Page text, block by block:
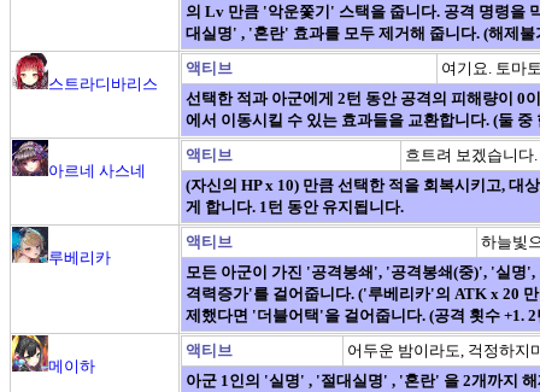
의 Lv 만큼 '악운쫓기' 스택을 줍니다. 공격 명령을
대실명' , '혼란' 효과를 모두 제거해 줍니다. (해제불
스트라디바리스
액티브
여기요. 토마
선택한 적과 아군에게 2턴 동안 공격의 피해량이 0
에서 이동시킬 수 있는 효과들을 교환합니다. (둘
아르네 사스네
액티브
흐트려 보겠습니다.
(자신의 HP x 10) 만큼 선택한 적을 회복시키고, 대
게 합니다. 1턴 동안 유지됩니다.
루베리카
액티브
하늘빛
모든 아군이 가진 '공격봉쇄', '공격봉쇄(중)', '실명
격력증가'를 걸어줍니다. ('루베리카'의 ATK x 20
제했다면 '더블어택'을 걸어줍니다. (공격 횟수 +1. 2
메이하
액티브
어두운 밤이라도, 걱정하지
아군 1인의 '실명' , '절대실명' , '혼란' 을 2개까지